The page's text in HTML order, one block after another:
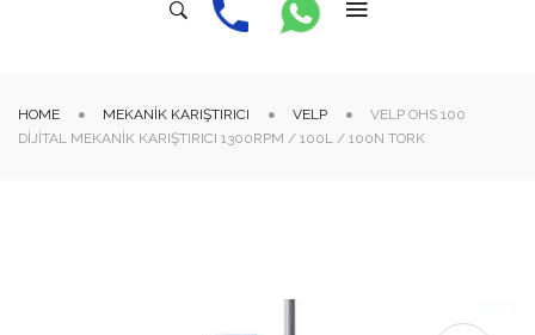
HOME MEKANIK KARIŞTIRICI VELP
VELP OHS 100
DIJITAL MEKANIK KARIŞTIRICI 1300RPM / 100L / 100N TORK